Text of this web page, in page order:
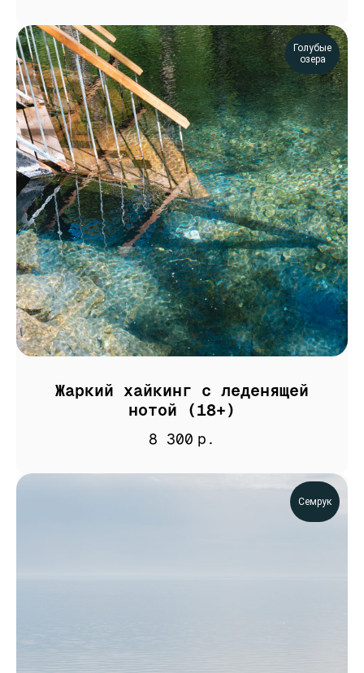
Голубые
озера
Жаркий хайкинг с леденящей
нотой (18+)
8 300 р.
Семрук